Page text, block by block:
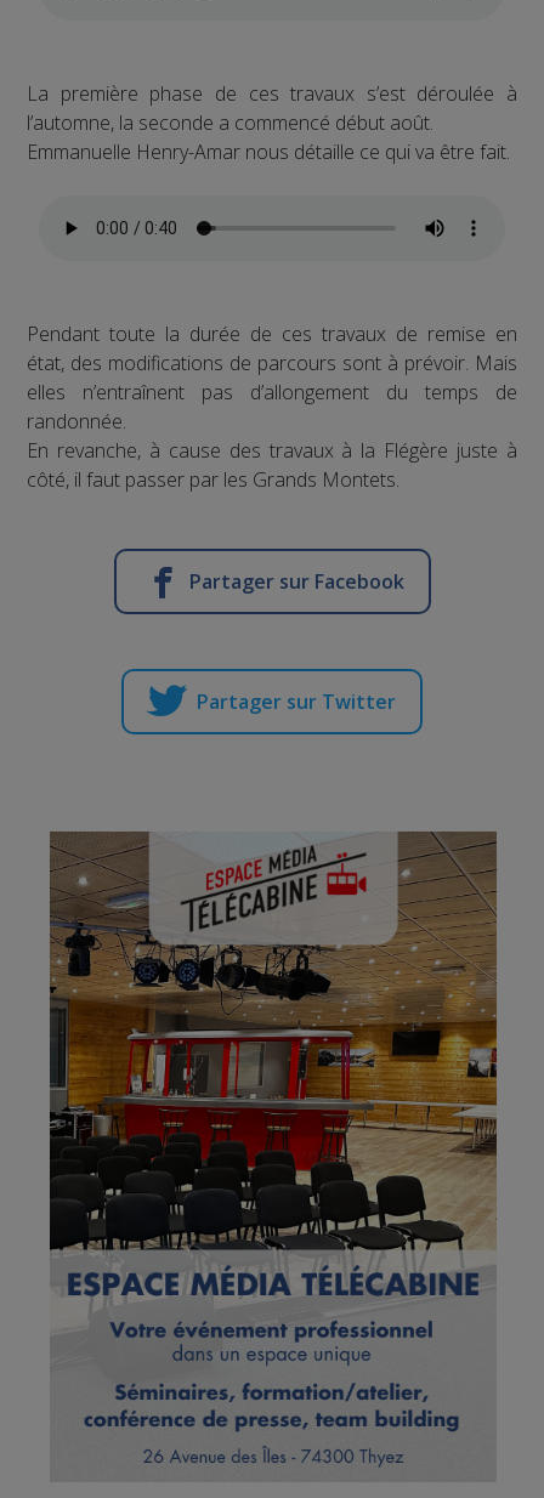
La première phase de ces travaux s’est déroulée à
l’automne, la seconde a commencé début août.
Emmanuelle Henry-Amar nous détaille ce qui va être fait.
Pendant toute la durée de ces travaux de remise en
état, des modifications de parcours sont à prévoir. Mais
elles n’entraînent pas d’allongement du temps de
randonnée.
En revanche, à cause des travaux à la Flégère juste à
côté, il faut passer par les Grands Montets.
Partager sur Facebook
Partager sur Twitter